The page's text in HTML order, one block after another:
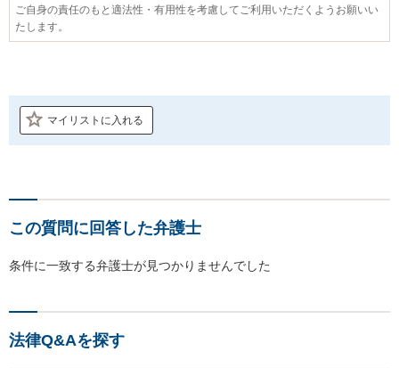
ご自身の責任のもと適法性・有用性を考慮してご利用いただくようお願いい
たします。
マイリストに入れる
この質問に回答した弁護士
条件に一致する弁護士が見つかりませんでした
法律Q&Aを探す